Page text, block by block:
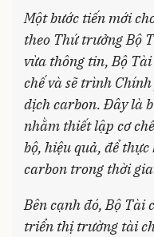
Một bước tiến mới
theo Thứ trưởng Bộ
vừa thông tin, Bộ
chế và sẽ trình
dịch carbon. Đây là
nhằm thiết lập cơ
bộ, hiệu quả, để
carbon trong thời
Bên cạnh đó, Bộ
triển thị trường tài